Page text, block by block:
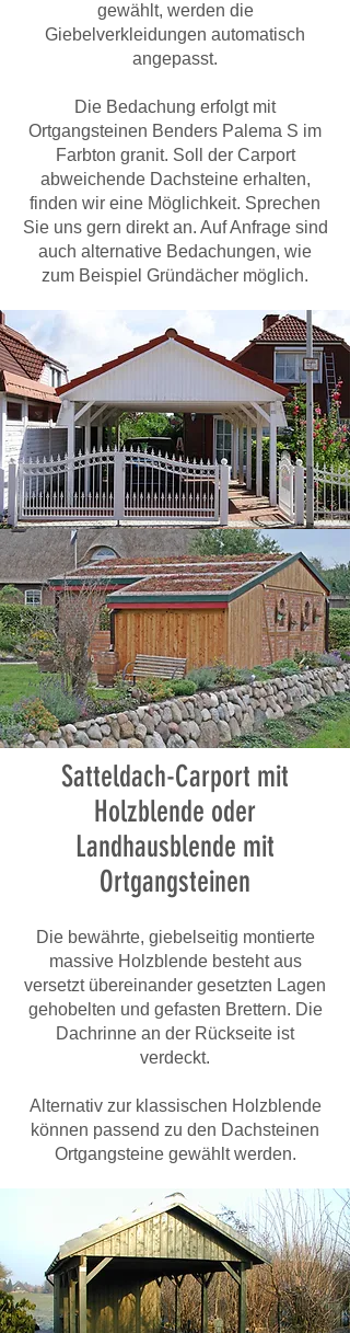
gewählt, werden die
Giebelverkleidungen automatisch
angepasst.
Die Bedachung erfolgt mit
Ortgangsteinen Benders Palema S im
Farbton granit. Soll der Carport
abweichende Dachsteine erhalten,
finden wir eine Möglichkeit. Sprechen
Sie uns gern direkt an. Auf Anfrage sind
auch alternative Bedachungen, wie
zum Beispiel Gründächer möglich.
Satteldach-Carport mit
Holzblende oder
Landhausblende mit
Ortgangsteinen
Die bewährte, giebelseitig montierte
massive Holzblende besteht aus
versetzt übereinander gesetzten Lagen
gehobelten und gefasten Brettern. Die
Dachrinne an der Rückseite ist
verdeckt.
​Alternativ zur klassischen Holzblende
können passend zu den Dachsteinen
Ortgangsteine gewählt werden.